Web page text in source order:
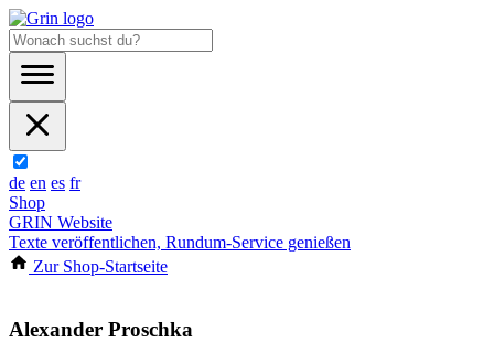
de en es fr
Shop
GRIN Website
Texte veröffentlichen, Rundum-Service genießen
Zur Shop-Startseite
Alexander Proschka